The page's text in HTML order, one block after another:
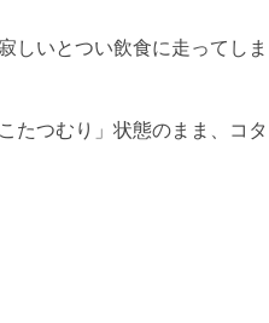
しいとつい飲食に走ってしま
たつむり」状態のまま、コタ